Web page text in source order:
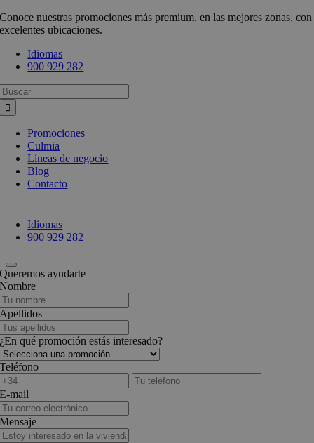
Conoce nuestras promociones más premium, en las mejores zonas, con
excelentes ubicaciones.
Idiomas
900 929 282
Promociones
Culmia
Líneas de negocio
Blog
Contacto
Idiomas
900 929 282
Queremos ayudarte
Nombre
Apellidos
¿En qué promoción estás interesado?
Teléfono
E-mail
Mensaje